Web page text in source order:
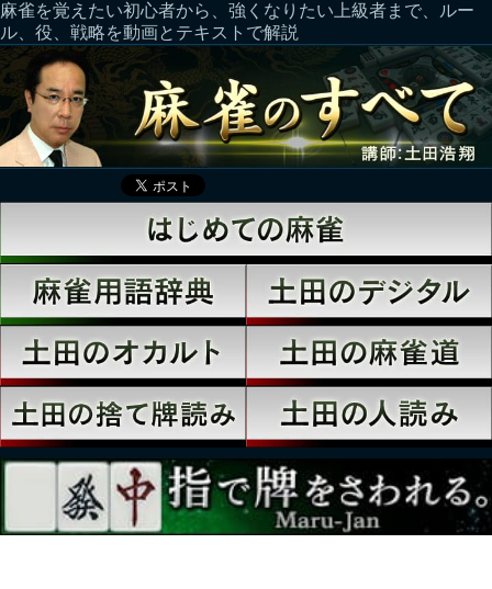
麻雀を覚えたい初心者から、強くなりたい上級者まで、ルー
ル、役、戦略を動画とテキストで解説